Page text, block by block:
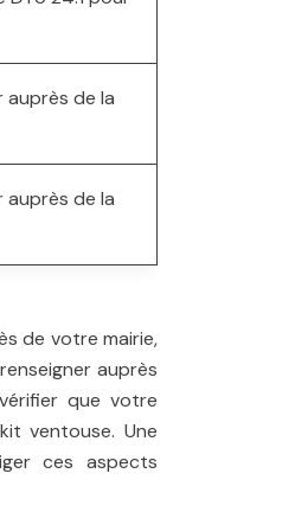
auprès de la
auprès de la
de votre mairie,
auprès
que votre
ventouse. Une
ces aspects